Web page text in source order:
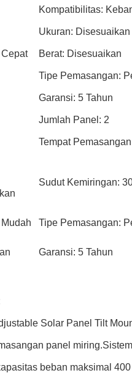
Cepat
Kompatibilitas:
Ukuran: Disesuaikan
Berat: Disesuaikan
Tipe Pemasangan:
Garansi: 5 Tahun
Jumlah Panel: 2
Tempat
Sudut Kemiringan:
Mudah Tipe Pemasangan:
Garansi: 5 Tahun
Solar Panel Tilt
panel
beban maksimal